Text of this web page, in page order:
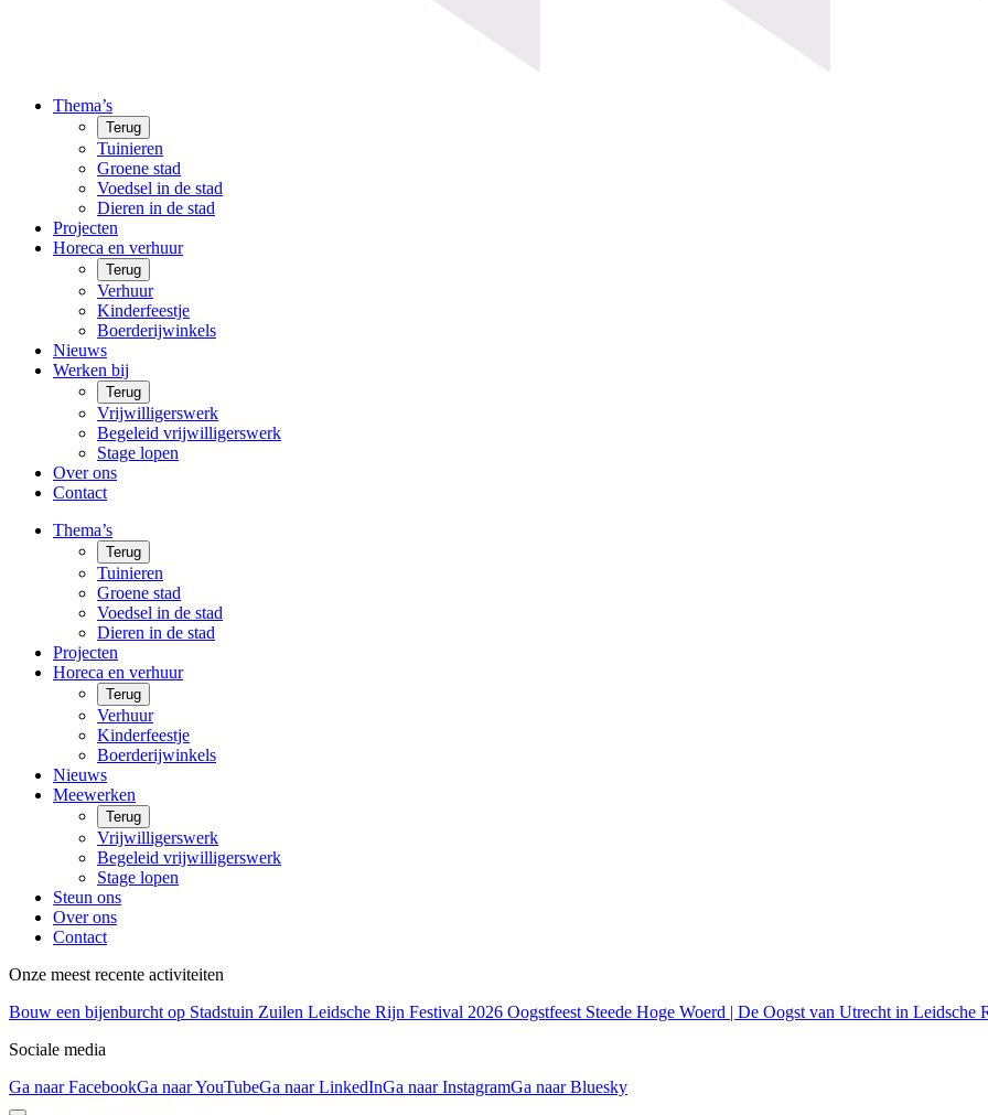
Thema’s
Terug
Tuinieren
Groene stad
Voedsel in de stad
Dieren in de stad
Projecten
Horeca en verhuur
Terug
Verhuur
Kinderfeestje
Boerderijwinkels
Nieuws
Werken bij
Terug
Vrijwilligerswerk
Begeleid vrijwilligerswerk
Stage lopen
Over ons
Contact
Thema’s
Terug
Tuinieren
Groene stad
Voedsel in de stad
Dieren in de stad
Projecten
Horeca en verhuur
Terug
Verhuur
Kinderfeestje
Boerderijwinkels
Nieuws
Meewerken
Terug
Vrijwilligerswerk
Begeleid vrijwilligerswerk
Stage lopen
Steun ons
Over ons
Contact
Onze meest recente activiteiten
Bouw een bijenburcht op Stadstuin Zuilen Leidsche Rijn Festival 2026 Oogstfeest Steede Hoge Woerd | De Oogst van Utrecht in Leidsche
Sociale media
Ga naar FacebookGa naar YouTubeGa naar LinkedInGa naar InstagramGa naar Bluesky